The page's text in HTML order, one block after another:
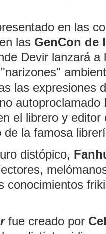
en las
las GenCon de
Devir lanzará
las expresiones
el librero y
de la famosa
distópico,
conocimientos
fue creado por